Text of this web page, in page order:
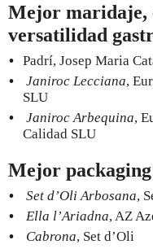
Mejor maridaje,
versatilidad
Padrí, Josep Maria
Janiroc Lecciana,
SLU
Janiroc Arbequina,
Calidad SLU
Mejor packaging
Set d’Oli Arbosana,
Ella l’Ariadna, AZ
Cabrona, Set d’Oli